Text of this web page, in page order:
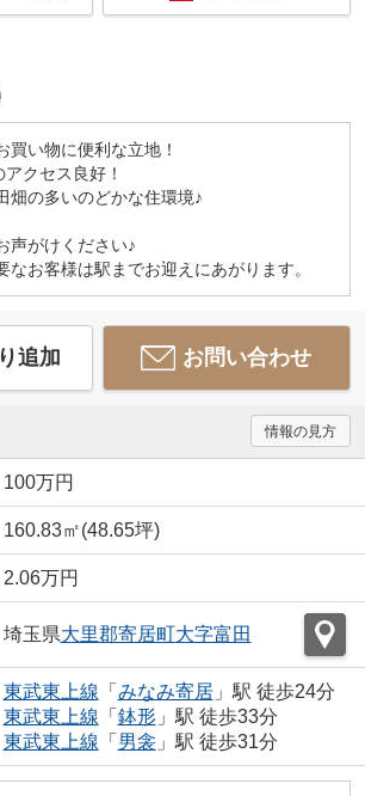
買い物に便利な立地！
クセス良好！
畑の多いのどかな住環境♪
声がけください♪
なお客様は駅までお迎えにあがります。
追加 お問い合わせ
情報の見方
100万円
160.83㎡(48.65坪)
2.06万円
埼玉県大里郡寄居町大字富田
東武東上線 「 みなみ寄居」駅 徒歩24分
東武東上線 「 鉢形」駅 徒歩33分
東武東上線 「 男衾」駅 徒歩31分